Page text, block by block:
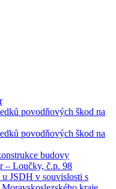
povodňových škod na
povodňových škod na
budovy
– Loučky, č.p. 98
JSDH v souvislosti s